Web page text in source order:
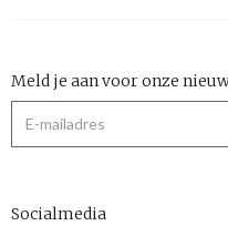
Meld je aan voor onze
Socialmedia